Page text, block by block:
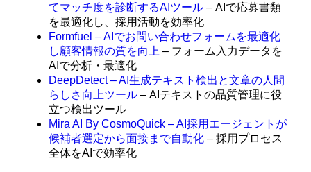
てマッチ度を診断するAIツール – AIで応募書類
を最適化し、採用活動を効率化
Formfuel – AIでお問い合わせフォームを最適化
し顧客情報の質を向上 – フォーム入力データを
AIで分析・最適化
DeepDetect – AI生成テキスト検出と文章の人間
らしさ向上ツール – AIテキストの品質管理に役
立つ検出ツール
Mira AI By CosmoQuick – AI採用エージェントが
候補者選定から面接まで自動化 – 採用プロセス
全体をAIで効率化